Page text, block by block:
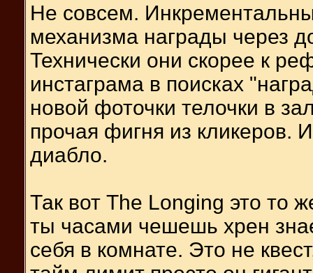
Не совсем.
механизма награды через
Технически они скорее к
инстаграма в поисках
новой фоточки телочки в
прочая фигня из кликеров.
диабло.
Так вот The Longing это то
ты часами чешешь хрен
себя в комнате. Это не